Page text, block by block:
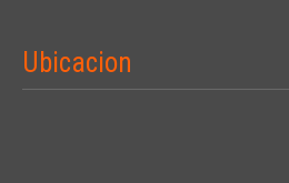
Ubicacion